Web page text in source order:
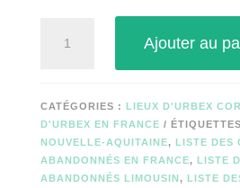
BAZANEIX
Ajouter au
CATÉGORIES : LIEUX D'URBEX
D'URBEX EN FRANCE
NOUVELLE-AQUITAINE, LISTE DES
ABANDONNÉS EN FRANCE, LISTE
ABANDONNÉS LIMOUSIN, LISTE